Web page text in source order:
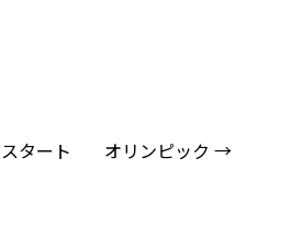
タート オリンピック →